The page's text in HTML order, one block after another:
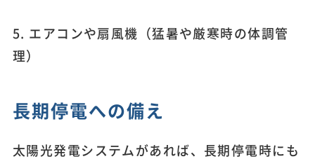
5. エアコンや扇風機（猛暑や厳寒時の体調管
理）
長期停電への備え
太陽光発電システムがあれば、長期停電時にも